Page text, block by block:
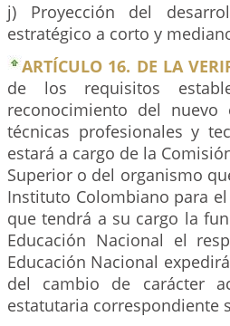
j) Proyección del
estratégico a corto y
ARTÍCULO 16. DE LA
de los requisitos
reconocimiento del nuevo
técnicas profesionales y
estará a cargo de la
Superior o del organismo
Instituto Colombiano para el
que tendrá a su cargo la
Educación Nacional el
Educación Nacional
del cambio de carácter
estatutaria correspondiente